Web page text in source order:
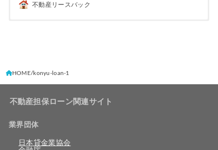
不動産リースバック
HOME konyu-loan-1
不動産担保ローン関連サイト
業界団体
日本貸金業協会